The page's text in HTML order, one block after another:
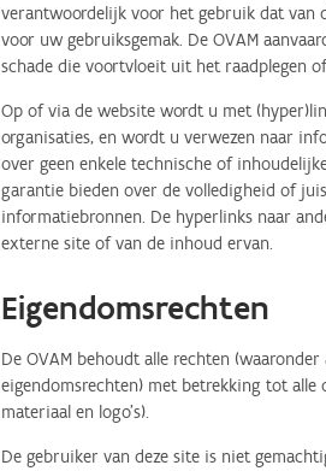
verantwoordelijk voor het gebruik dat van
voor uw gebruiksgemak. De OVAM
schade die voortvloeit uit het raadplegen
Op of via de website wordt u met
organisaties, en wordt u verwezen naar
over geen enkele technische of
garantie bieden over de volledigheid of
informatiebronnen. De hyperlinks naar
externe site of van de inhoud ervan.
Eigendomsrechten
De OVAM behoudt alle rechten
eigendomsrechten) met betrekking tot alle
materiaal en logo's).
De gebruiker van deze site is niet